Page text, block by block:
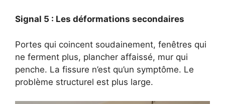
Signal 5 : Les déformations secondaires
Portes qui coincent soudainement, fenêtres qui
ne ferment plus, plancher affaissé, mur qui
penche. La fissure n’est qu’un symptôme. Le
problème structurel est plus large.